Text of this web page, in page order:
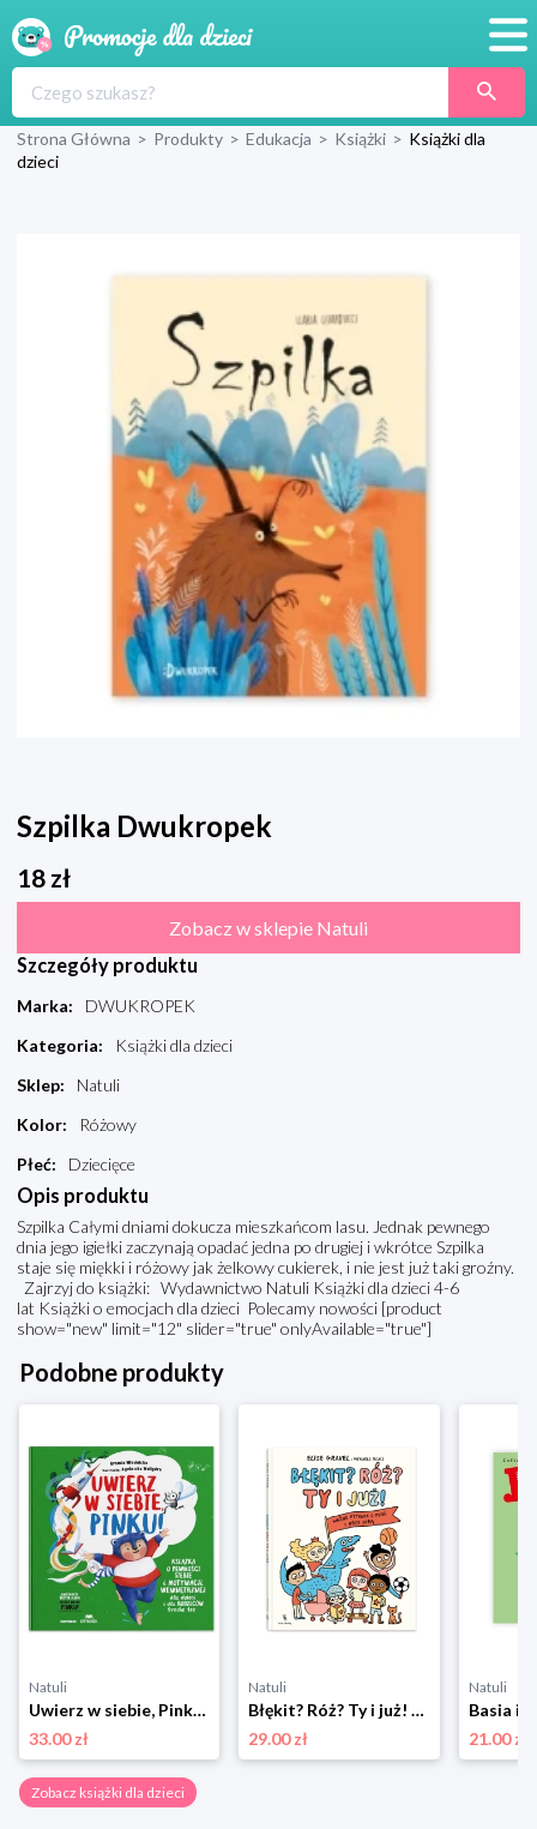
Produkty
Wyprawka
Strona Główna > Produkty > Edukacja > Książki > Książki dla
dzieci
Szpilka Dwukropek
18 zł
Zobacz w sklepie Natuli
Szczegóły produktu
Marka:
DWUKROPEK
Kategoria:
Książki dla dzieci
Sklep:
Natuli
Kolor:
Różowy
Płeć: Dziecięce
Opis produktu
Szpilka Całymi dniami dokucza mieszkańcom lasu. Jednak pewnego
dnia jego igiełki zaczynają opadać jedna po drugiej i wkrótce Szpilka
staje się miękki i różowy jak żelkowy cukierek, i nie jest już taki groźny.
Zajrzyj do książki: Wydawnictwo Natuli Książki dla dzieci 4-6
lat Książki o emocjach dla dzieci Polecamy nowości [product
show="new" limit="12" slider="true" onlyAvailable="true"]
Podobne produkty
Natuli
Uwierz w siebie, Pinku! Książka o pewności siebie i motywacji wewnętrznej dla dzieci i rodziców trochę też Sensus
33.00 zł
Natuli
Błękit? Róż? Ty i już! Dwie siostry
29.00 zł
Natuli
21.00 zł
Zobacz książki dla dzieci